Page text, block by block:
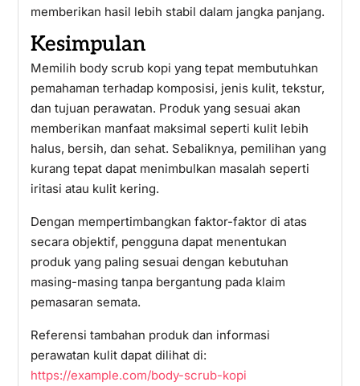
memberikan hasil lebih stabil dalam jangka panjang.
Kesimpulan
Memilih body scrub kopi yang tepat membutuhkan
pemahaman terhadap komposisi, jenis kulit, tekstur,
dan tujuan perawatan. Produk yang sesuai akan
memberikan manfaat maksimal seperti kulit lebih
halus, bersih, dan sehat. Sebaliknya, pemilihan yang
kurang tepat dapat menimbulkan masalah seperti
iritasi atau kulit kering.
Dengan mempertimbangkan faktor-faktor di atas
secara objektif, pengguna dapat menentukan
produk yang paling sesuai dengan kebutuhan
masing-masing tanpa bergantung pada klaim
pemasaran semata.
Referensi tambahan produk dan informasi
perawatan kulit dapat dilihat di:
https://example.com/body-scrub-kopi